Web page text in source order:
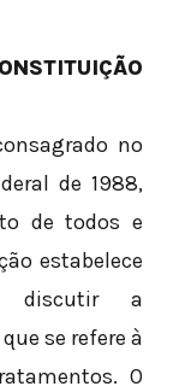
no
de 1988,
de todos e
estabelece
discutir a
se refere à
O